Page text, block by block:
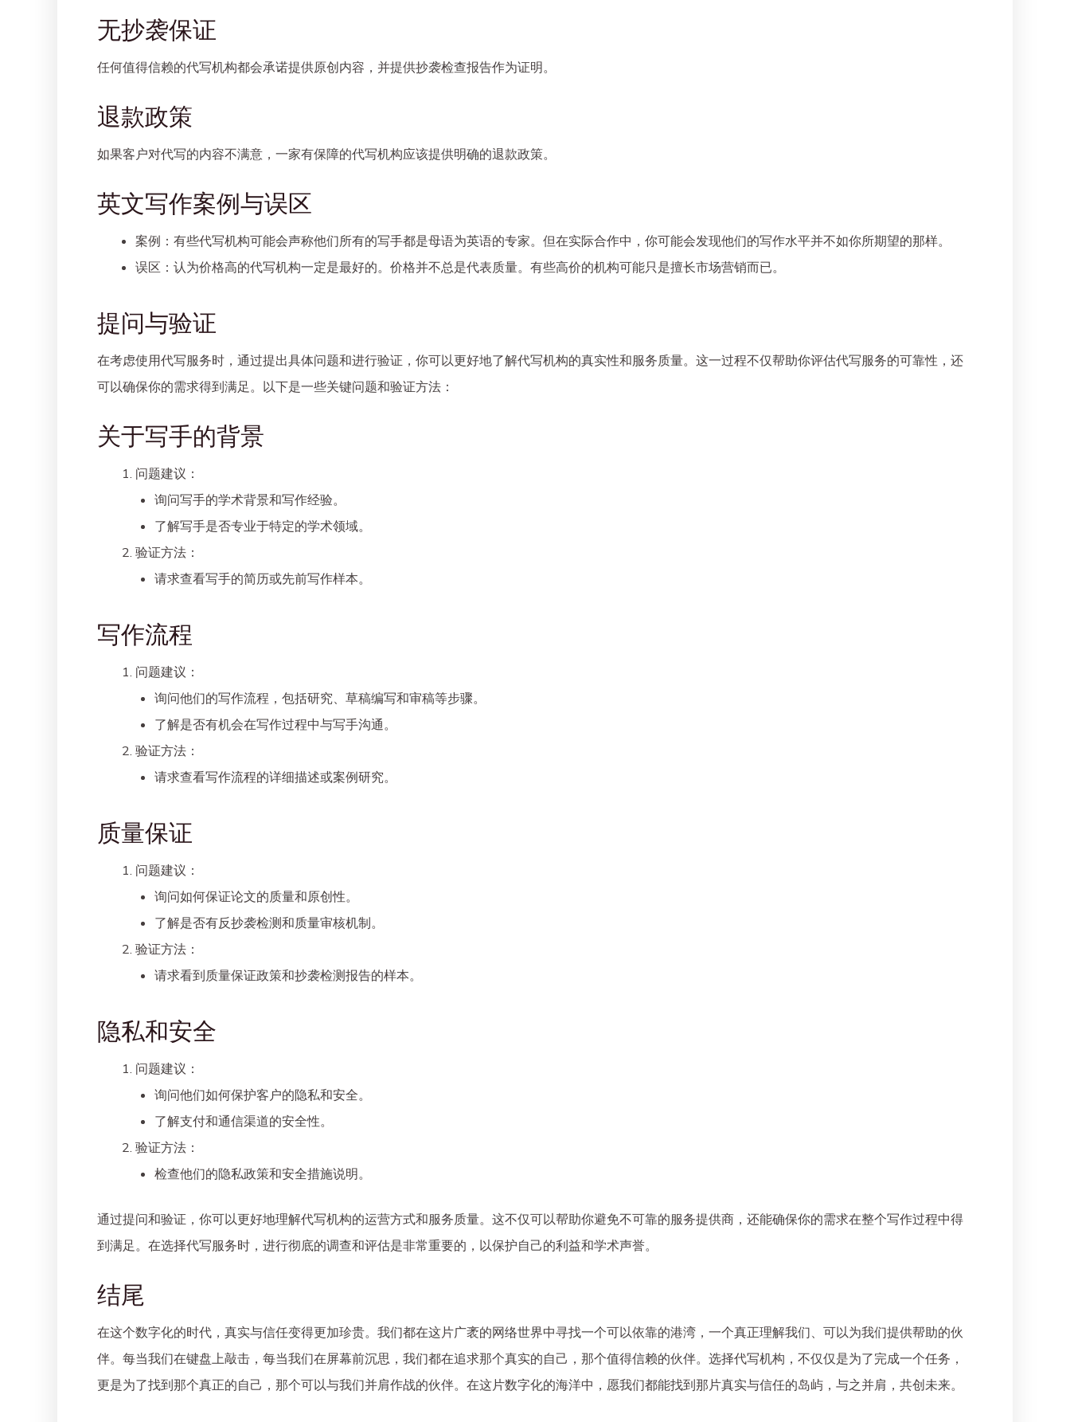
无抄袭保证
任何值得信赖的代写机构都会承诺提供原创内容，并提供抄袭检查报告作为证明。
退款政策
如果客户对代写的内容不满意，一家有保障的代写机构应该提供明确的退款政策。
英文写作案例与误区
案例 ：有些代写机构可能会声称他们所有的写手都是母语为英语的专家。但在实际合作中，你可能会发现他们的写作水平并不如你所期望的那样。
误区 ：认为价格高的代写机构一定是最好的。价格并不总是代表质量。有些高价的机构可能只是擅长市场营销而已。
提问与验证
在考虑使用代写服务时，通过提出具体问题和进行验证，你可以更好地了解代写机构的真实性和服务质量。这一过程不仅帮助你评估代写服务的可靠性，还
可以确保你的需求得到满足。以下是一些关键问题和验证方法：
关于写手的背景
问题建议 ：
询问写手的学术背景和写作经验。
了解写手是否专业于特定的学术领域。
验证方法 ：
请求查看写手的简历或先前写作样本。
写作流程
问题建议 ：
询问他们的写作流程，包括研究、草稿编写和审稿等步骤。
了解是否有机会在写作过程中与写手沟通。
验证方法 ：
请求查看写作流程的详细描述或案例研究。
质量保证
问题建议 ：
询问如何保证论文的质量和原创性。
了解是否有反抄袭检测和质量审核机制。
验证方法 ：
请求看到质量保证政策和抄袭检测报告的样本。
隐私和安全
问题建议 ：
询问他们如何保护客户的隐私和安全。
了解支付和通信渠道的安全性。
验证方法 ：
检查他们的隐私政策和安全措施说明。
通过提问和验证，你可以更好地理解代写机构的运营方式和服务质量。这不仅可以帮助你避免不可靠的服务提供商，还能确保你的需求在整个写作过程中得
到满足。在选择代写服务时，进行彻底的调查和评估是非常重要的，以保护自己的利益和学术声誉。
结尾
在这个数字化的时代，真实与信任变得更加珍贵。我们都在这片广袤的网络世界中寻找一个可以依靠的港湾，一个真正理解我们、可以为我们提供帮助的伙
伴。每当我们在键盘上敲击，每当我们在屏幕前沉思，我们都在追求那个真实的自己，那个值得信赖的伙伴。选择代写机构，不仅仅是为了完成一个任务，
更是为了找到那个真正的自己，那个可以与我们并肩作战的伙伴。在这片数字化的海洋中，愿我们都能找到那片真实与信任的岛屿，与之并肩，共创未来。